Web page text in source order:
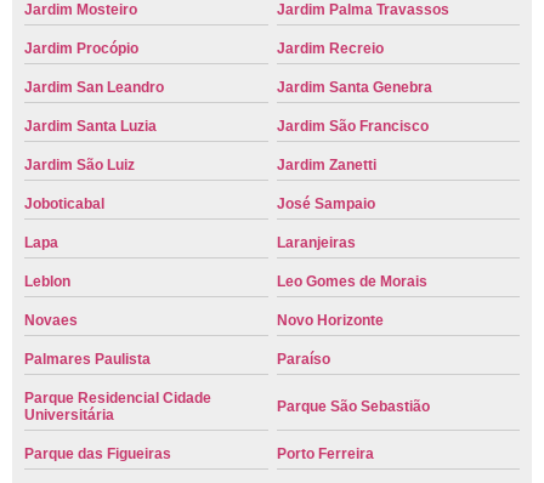
Jardim Mosteiro Jardim Palma Travassos
Jardim Procópio Jardim Recreio
Jardim San Leandro Jardim Santa Genebra
Jardim Santa Luzia Jardim São Francisco
Jardim São Luiz Jardim Zanetti
Joboticabal José Sampaio
Lapa Laranjeiras
Leblon Leo Gomes de Morais
Novaes Novo Horizonte
Palmares Paulista Paraíso
Parque Residencial Cidade
Universitária
Parque São Sebastião
Parque das Figueiras Porto Ferreira